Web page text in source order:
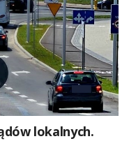
lokalnych.